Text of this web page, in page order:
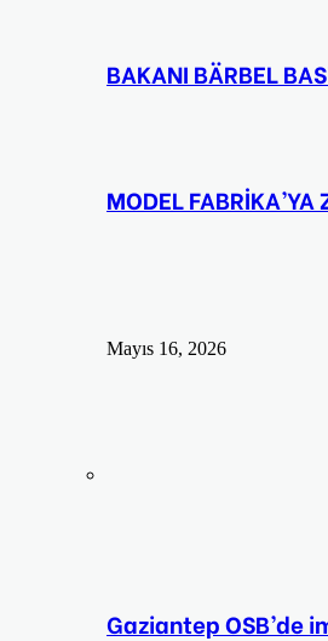
BAKANI BÄRBEL
MODEL FABRİKA’YA
Mayıs 16, 2026
Gaziantep OSB’de